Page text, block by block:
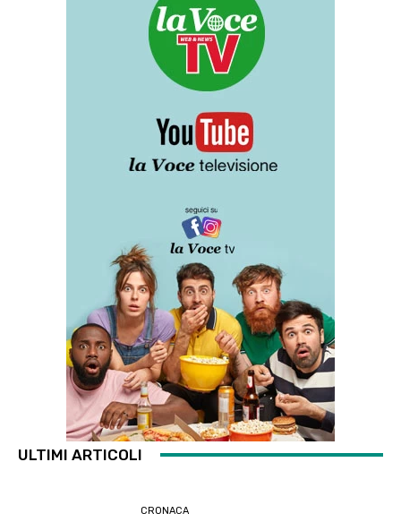
ULTIMI ARTICOLI
CRONACA